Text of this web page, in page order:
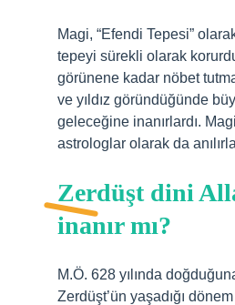
Magi, “Efendi Tepesi”
tepeyi sürekli olarak
görünene kadar nöbet
ve yıldız göründüğünde
geleceğine inanırlardı.
astrologlar olarak da
Zerdüşt dini
inanır mı?
M.Ö. 628 yılında
Zerdüşt’ün yaşadığı